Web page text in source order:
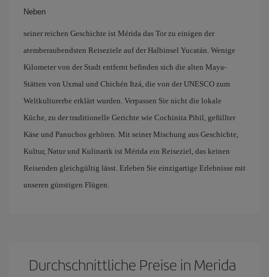
Neben
seiner reichen Geschichte ist Mérida das Tor zu einigen der
atemberaubendsten Reiseziele auf der Halbinsel Yucatán. Wenige
Kilometer von der Stadt entfernt befinden sich die alten Maya-
Stätten von Uxmal und Chichén Itzá, die von der UNESCO zum
Weltkulturerbe erklärt wurden. Verpassen Sie nicht die lokale
Küche, zu der traditionelle Gerichte wie Cochinita Pibil, gefüllter
Käse und Panuchos gehören. Mit seiner Mischung aus Geschichte,
Kultur, Natur und Kulinarik ist Mérida ein Reiseziel, das keinen
Reisenden gleichgültig lässt. Erleben Sie einzigartige Erlebnisse mit
unseren günstigen Flügen.
Durchschnittliche Preise in Merida